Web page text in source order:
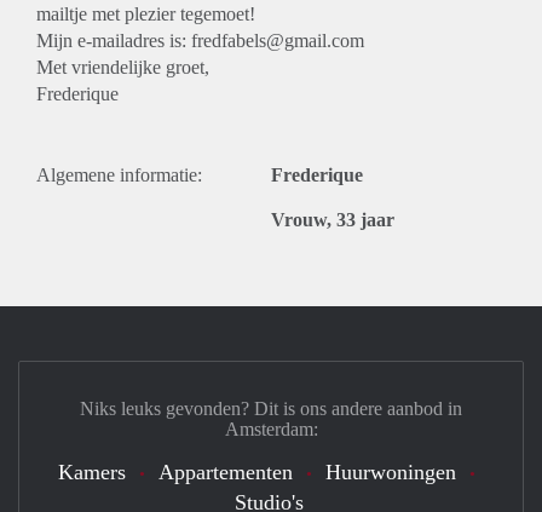
mailtje met plezier tegemoet!
Mijn e-mailadres is: fredfabels@gmail.com
Met vriendelijke groet,
Frederique
Algemene informatie: Frederique
Vrouw, 33 jaar
Niks leuks gevonden? Dit is ons andere aanbod in
Amsterdam:
Kamers Appartementen
Huurwoningen
Studio's